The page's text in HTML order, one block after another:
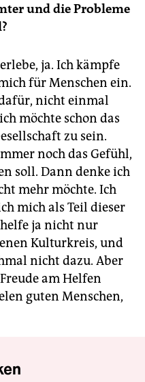
und die Probleme
ja. Ich kämpfe
für Menschen ein.
nicht einmal
möchte schon das
zu sein.
noch das Gefühl,
soll. Dann denke ich
mehr möchte. Ich
mich als Teil dieser
ja nicht nur
Kulturkreis, und
nicht dazu. Aber
am Helfen
guten Menschen,